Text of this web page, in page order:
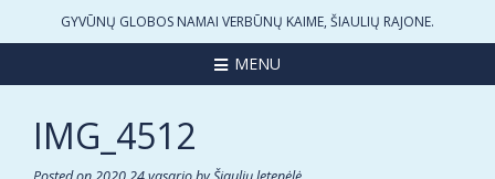
GYVŪNŲ GLOBOS NAMAI VERBŪNŲ KAIME, ŠIAULIŲ RAJONE.
MENU
IMG_4512